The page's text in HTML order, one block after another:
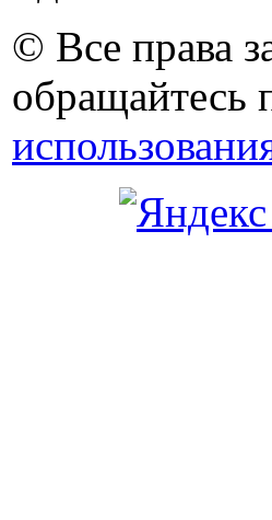
© Все права
обращайтесь